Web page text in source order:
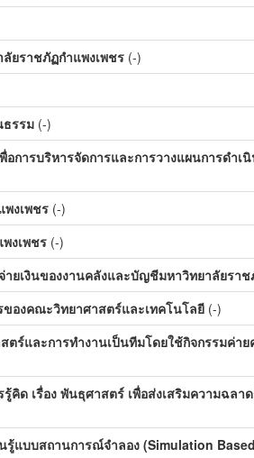
ยราชภัฏกำแพงเพชร (-)
ธรรม (-)
ารบริหารจัดการและการวางแผนการดำเ
งเพชร (-)
งเพชร (-)
ายเงินของงานคลังและบัญชีมหาวิทยาลัยรา
องคณะวิทยาศาสตร์และเทคโนโลยี (-)
ร์และการทำงานเป็นทีมโดยใช้กิจกรรมค่า
ด เรื่อง พันธุศาสตร์ เพื่อส่งเสริมความฉลา
รู้แบบสถานการณ์จำลอง (Simulation